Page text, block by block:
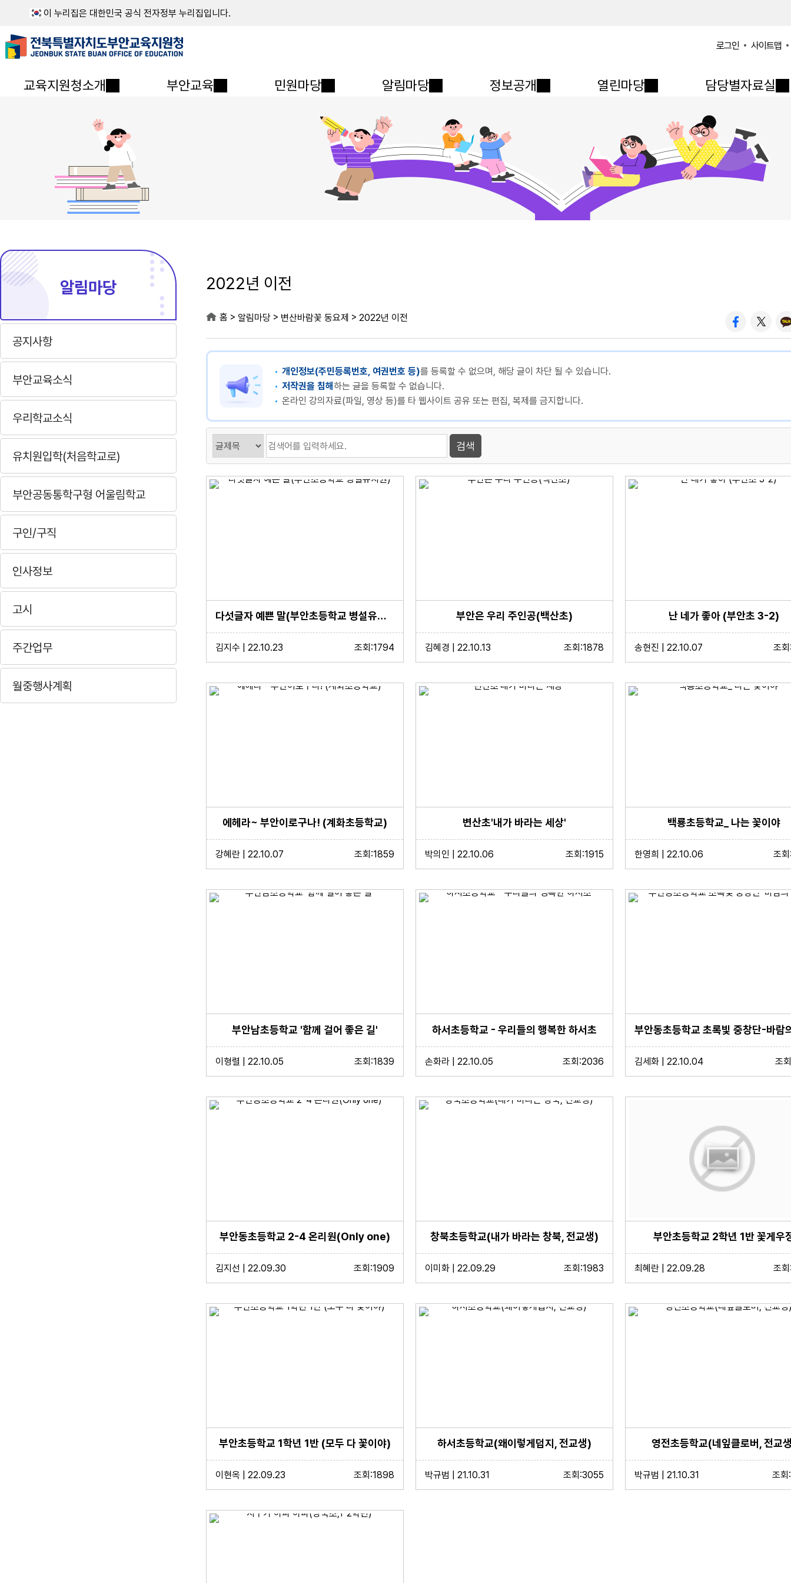
이 누리집은 대한민국 공식 전자정부 누리집입니다.
로그인 사이트맵
교육지원청소개 부안교육 민원마당 알림마당 정보공개 열린마당 담당별자료실
알림마당
공지사항
부안교육소식
우리학교소식
유치원입학(처음학교로)
부안공동통학구형 어울림학교
구인/구직
인사정보
고시
주간업무
월중행사계획
2022년 이전
홈 > 알림마당 > 변산바람꽃 동요제 > 2022년 이전
개인정보(주민등록번호, 여권번호 등)를 등록할 수 없으며, 해당 글이 차단 될 수 있습니다.
저작권을 침해하는 글을 등록할 수 없습니다.
온라인 강의자료(파일, 영상 등)를 타 웹사이트 공유 또는 편집, 복제를 금지합니다.
다섯글자 예쁜 말(부안초등학교 병설유치원)
김지수 | 22.10.23 조회:1794
부안은 우리 주인공(백산초)
김혜경 | 22.10.13 조회:1878
난 네가 좋아 (부안초 3-2)
송현진 | 22.10.07 조
에헤라~ 부안이로구나! (계화초등학교)
강혜란 | 22.10.07 조회:1859
변산초'내가 바라는 세상'
박의인 | 22.10.06 조회:1915
백룡초등학교_ 나는 꽃이야
한영희 | 22.10.06 조
부안남초등학교 '함께 걸어 좋은 길'
이형렬 | 22.10.05 조회:1839
하서초등학교 - 우리들의 행복한 하서초
손화라 | 22.10.05 조회:2036 김세화 | 22.10.04 조
부안동초등학교 2-4 온리원(Only one)
김지선 | 22.09.30 조회:1909
창북초등학교(내가 바라는 창북, 전교생)
이미화 | 22.09.29 조회:1983
부안초등학교 2학년 1반 꽃게우
최혜란 | 22.09.28 조
부안초등학교 1학년 1반 (모두 다 꽃이야)
이현옥 | 22.09.23 조회:1898
하서초등학교(왜이렇게덥지, 전교생)
박규범 | 21.10.31 조회:3055
영전초등학교(네잎클로버, 전교
박규범 | 21.10.31 조